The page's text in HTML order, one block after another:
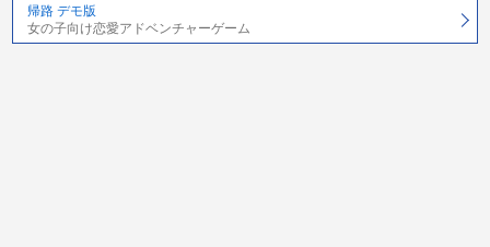
帰路 デモ版
女の子向け恋愛アドベンチャーゲーム